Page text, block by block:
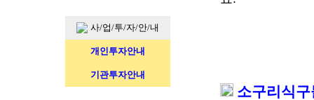
사/업/투/자/안/내
개인투자안내
기관투자안내
소구리식